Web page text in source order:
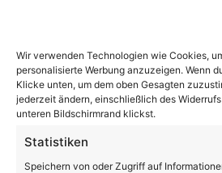
Wir verwenden Technologien wie Cookies,
personalisierte Werbung anzuzeigen. Wenn
Klicke unten, um dem oben Gesagten
jederzeit ändern, einschließlich des
unteren Bildschirmrand klickst.
Statistiken
Speichern von oder Zugriff auf